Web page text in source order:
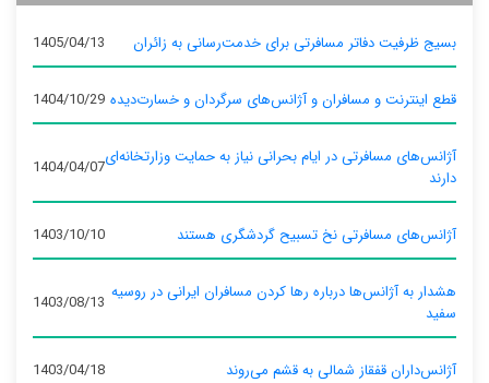
بسیج ظرفیت دفاتر مسافرتی برای خدمت‌رسانی به زائران 1405/04/13
قطع اینترنت و مسافران و آژانس‌های سرگردان و خسارت‌دیده 1404/10/29
آژانس‌های مسافرتی در ایام بحرانی نیاز به حمایت وزارتخانه‌ای
دارند
1404/04/07
آژانس‌های مسافرتی نخ تسبیح گردشگری هستند 1403/10/10
هشدار به آژانس‌ها درباره رها کردن مسافران ایرانی در روسیه
سفید
1403/08/13
آژانس‌داران قفقاز شمالی به قشم می‌روند 1403/04/18